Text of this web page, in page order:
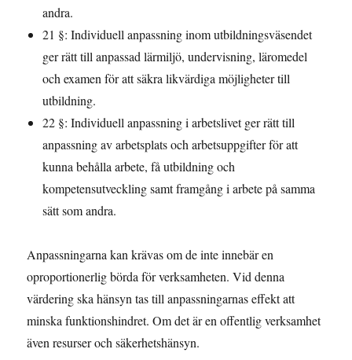
andra.
21 §: Individuell anpassning inom utbildningsväsendet
ger rätt till anpassad lärmiljö, undervisning, läromedel
och examen för att säkra likvärdiga möjligheter till
utbildning.
22 §: Individuell anpassning i arbetslivet ger rätt till
anpassning av arbetsplats och arbetsuppgifter för att
kunna behålla arbete, få utbildning och
kompetensutveckling samt framgång i arbete på samma
sätt som andra.
Anpassningarna kan krävas om de inte innebär en
oproportionerlig börda för verksamheten. Vid denna
värdering ska hänsyn tas till anpassningarnas effekt att
minska funktionshindret. Om det är en offentlig verksamhet
även resurser och säkerhetshänsyn.